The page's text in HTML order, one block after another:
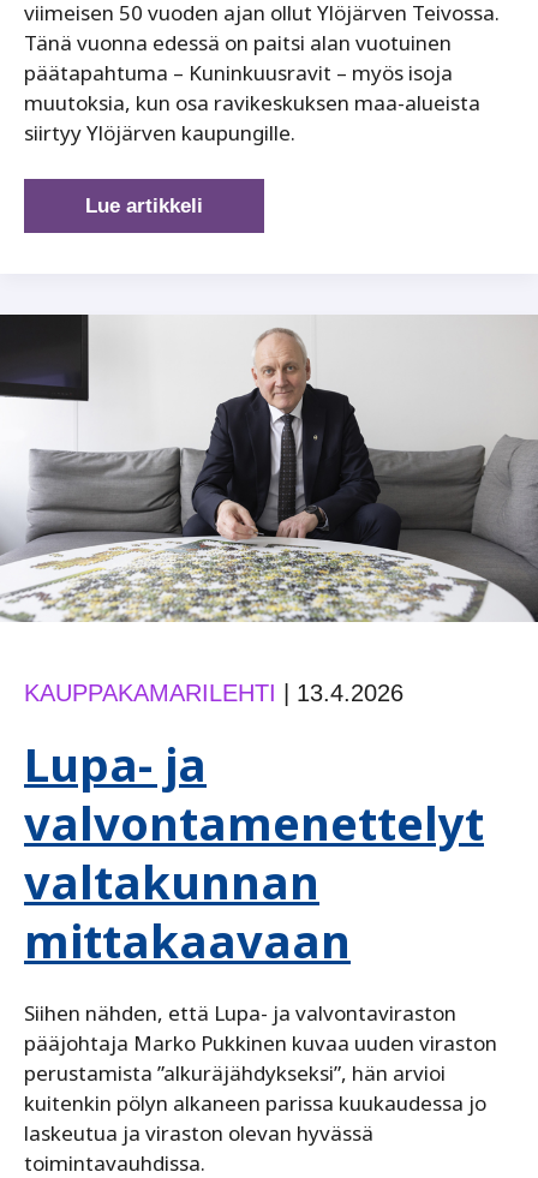
viimeisen 50 vuoden ajan ollut Ylöjärven Teivossa.
Tänä vuonna edessä on paitsi alan vuotuinen
päätapahtuma – Kuninkuusravit – myös isoja
muutoksia, kun osa ravikeskuksen maa-alueista
siirtyy Ylöjärven kaupungille.
Kuninkuusravit
tämän
Lue artikkeli
KAUPPAKAMARILEHTI 13.4.2026
Lupa- ja
valvontamenettelyt
valtakunnan
mittakaavaan
Siihen nähden, että Lupa- ja valvontaviraston
pääjohtaja Marko Pukkinen kuvaa uuden viraston
perustamista ”alkuräjähdykseksi”, hän arvioi
kuitenkin pölyn alkaneen parissa kuukaudessa jo
laskeutua ja viraston olevan hyvässä
toimintavauhdissa.